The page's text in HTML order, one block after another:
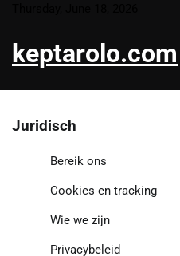
content
keptarolo.com
Juridisch
Bereik ons
Cookies en tracking
Wie we zijn
Privacybeleid